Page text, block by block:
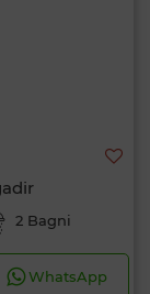
2 Bagni
WhatsApp